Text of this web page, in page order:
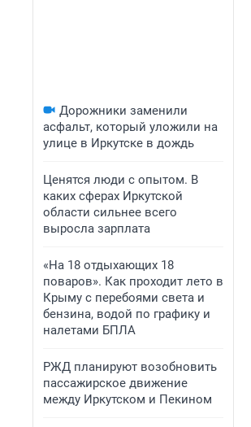
Дорожники заменили
асфальт, который уложили на
улице в Иркутске в дождь
Ценятся люди с опытом. В
каких сферах Иркутской
области сильнее всего
выросла зарплата
«На 18 отдыхающих 18
поваров». Как проходит лето в
Крыму с перебоями света и
бензина, водой по графику и
налетами БПЛА
РЖД планируют возобновить
пассажирское движение
между Иркутском и Пекином